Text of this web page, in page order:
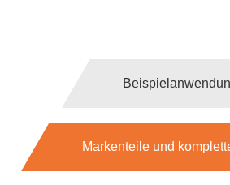
Markenteile und